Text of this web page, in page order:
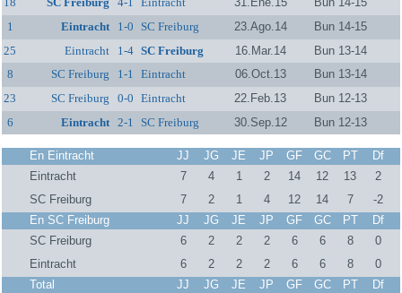
1
Eintracht 1-0 SC Freiburg 23.Ago.14
Bun 14-15
25
Eintracht 1-4 SC Freiburg 16.Mar.14
Bun 13-14
8
SC Freiburg 1-1 Eintracht 06.Oct.13
Bun 13-14
23
SC Freiburg 0-0 Eintracht 22.Feb.13
Bun 12-13
6
Eintracht 2-1 SC Freiburg 30.Sep.12 Bun 12-13
En Eintracht JJ JG JE JP GF GC PT
Df
Eintracht
7 4 1 2 14 12 13
2
SC Freiburg
7 2 1 4 12 14 7
-2
En SC Freiburg
JJ JG JE JP GF GC PT
Df
SC Freiburg
6 2 2 2 6 6 8
0
Eintracht
6 2 2 2 6 6 8
0
Total
JJ JG JE JP GF GC PT
Df